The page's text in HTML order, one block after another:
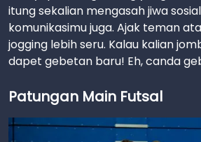
itung sekalian mengasah jiwa
komunikasimu juga. Ajak teman
jogging lebih seru. Kalau kalian
dapet gebetan baru! Eh, canda
Patungan Main Futsal